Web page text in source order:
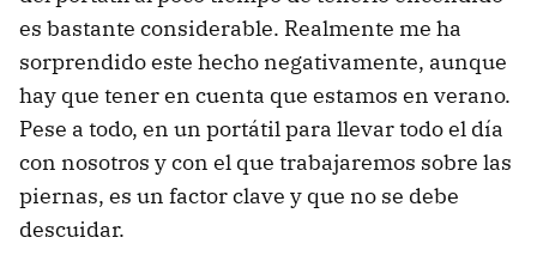
es bastante considerable. Realmente me ha
sorprendido este hecho negativamente, aunque
hay que tener en cuenta que estamos en verano.
Pese a todo, en un portátil para llevar todo el día
con nosotros y con el que trabajaremos sobre las
piernas, es un factor clave y que no se debe
descuidar.